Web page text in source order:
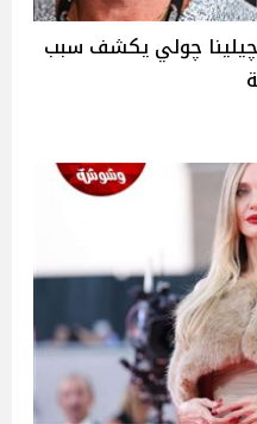
چولي يكشف سبب